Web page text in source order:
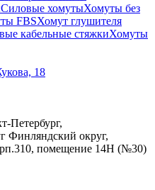
Силовые хомутыХомуты без
FBSХомут глушителя
кабельные стяжкиХомуты
18
Петербург,
Финляндский округ,
помещение 14Н (№30)